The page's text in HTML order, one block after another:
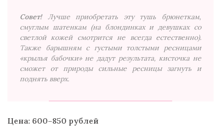
Совет!
Лучше приобретать эту тушь брюнеткам,
смуглым шатенкам (на блондинках и девушках со
светлой кожей смотрится не всегда естественно).
Также барышням с густыми толстыми ресницами
«крылья бабочки» не дадут результата, кисточка не
сможет от природы сильные ресницы загнуть и
поднять вверх.
Цена: 600–850 рублей